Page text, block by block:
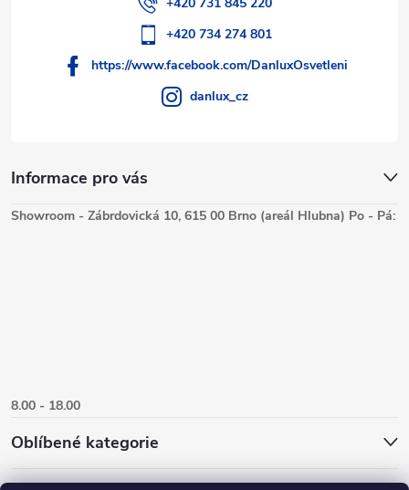
Informace pro vás
+420 734 274 801
https://www.facebook.com/DanluxOsvetleni
danlux_cz
Showroom - Zábrdovická 10, 615 00 Brno (areál Hlubna) Po - Pá:
8.00 - 18.00
Oblíbené kategorie